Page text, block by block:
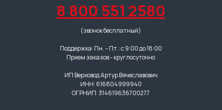
8 800 551 2580
(звонок бесплатный)
Поддержка: Пн. – Пт.: с 9:00 до 18:00
Прием заказов - круглосуточно
ИП Верховод Артур Вячеславович
ИНН: 616804999940
ОГРНИП: 314619636700277